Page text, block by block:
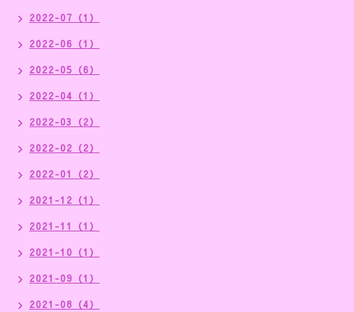
2022-07（1）
2022-06（1）
2022-05（6）
2022-04（1）
2022-03（2）
2022-02（2）
2022-01（2）
2021-12（1）
2021-11（1）
2021-10（1）
2021-09（1）
2021-08（4）